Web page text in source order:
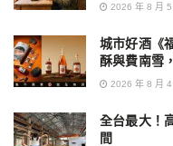
2026 年 8 月 5
城市好酒《
酥與費南雪
2026 年 8 月 4
全台最大！
間